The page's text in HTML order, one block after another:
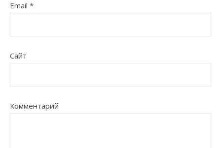
Email *
Сайт
Комментарий